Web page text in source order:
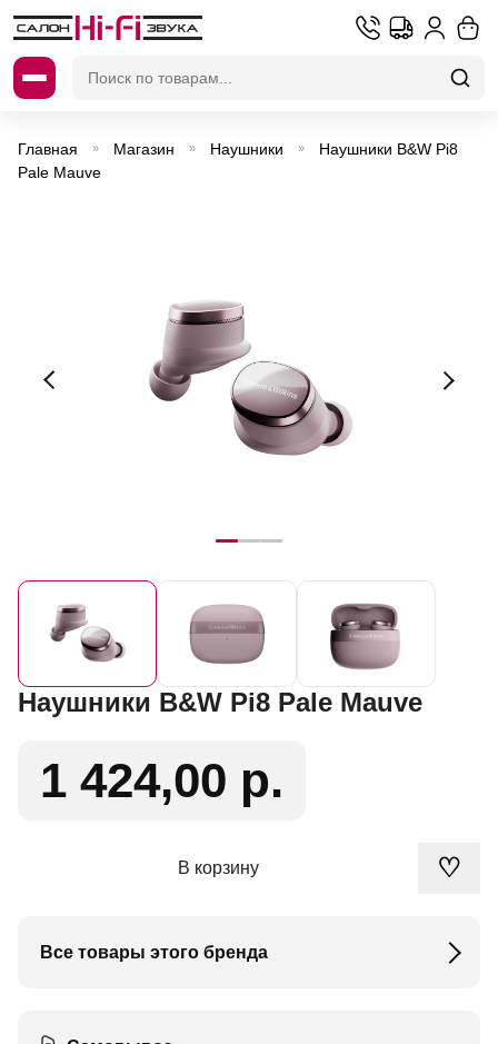
Главная » Магазин » Наушники »
Наушники B&W Pi8
Pale Mauve
Наушники B&W Pi8 Pale Mauve
1 424,00 р.
В корзину ♡
Все товары этого бренда